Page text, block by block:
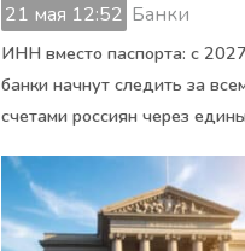
21 мая 12:52 Банки
ИНН вместо паспорта: с
банки начнут следить за
счетами россиян через